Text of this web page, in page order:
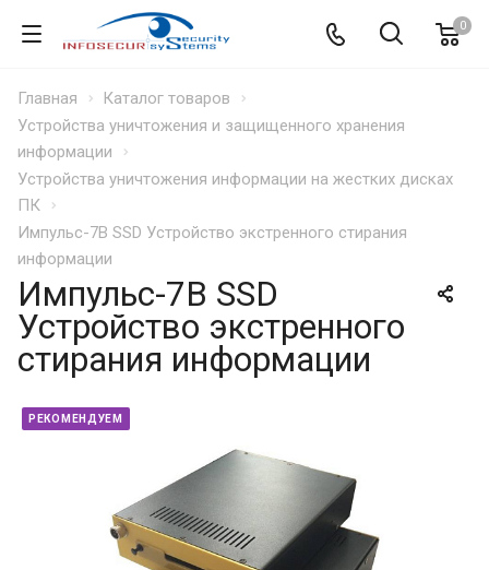
0
Главная
Каталог товаров
Устройства уничтожения и защищенного хранения
информации
Устройства уничтожения информации на жестких дисках
ПК
Импульс-7В SSD Устройство экстренного стирания
информации
Импульс-7В SSD
Устройство экстренного
стирания информации
РЕКОМЕНДУЕМ